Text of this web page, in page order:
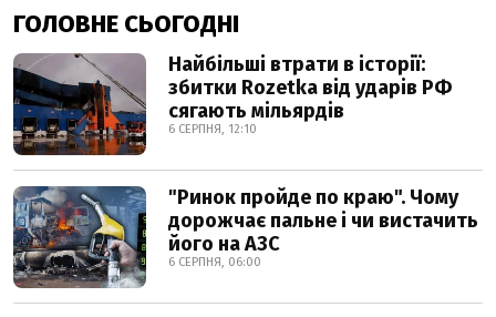
ГОЛОВНЕ СЬОГОДНІ
Найбільші втрати в історії:
збитки Rozetka від ударів РФ
сягають мільярдів
6 СЕРПНЯ, 12:10
"Ринок пройде по краю". Чому
дорожчає пальне і чи вистачить
його на АЗС
6 СЕРПНЯ, 06:00